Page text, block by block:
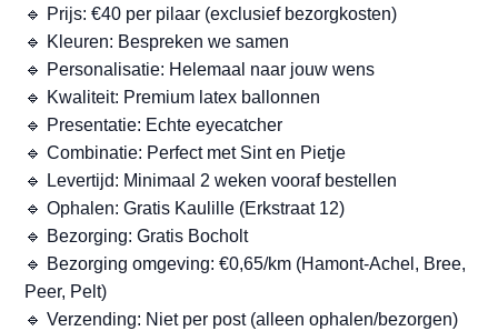
🔹 Prijs: €40 per pilaar (exclusief bezorgkosten)
🔹 Kleuren: Bespreken we samen
🔹 Personalisatie: Helemaal naar jouw wens
🔹 Kwaliteit: Premium latex ballonnen
🔹 Presentatie: Echte eyecatcher
🔹 Combinatie: Perfect met Sint en Pietje
🔹 Levertijd: Minimaal 2 weken vooraf bestellen
🔹 Ophalen: Gratis Kaulille (Erkstraat 12)
🔹 Bezorging: Gratis Bocholt
🔹 Bezorging omgeving: €0,65/km (Hamont-Achel, Bree,
Peer, Pelt)
🔹 Verzending: Niet per post (alleen ophalen/bezorgen)